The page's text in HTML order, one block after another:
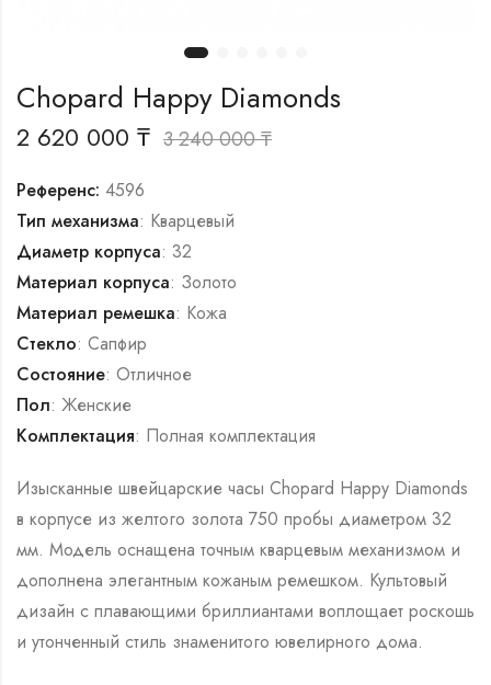
Chopard Happy Diamonds
2 620 000 ₸ 3 240 000₸
Референс: 4596
Тип механизма: Кварцевый
Диаметр корпуса: 32
Материал корпуса: Золото
Материал ремешка: Кожа
Стекло: Сапфир
Состояние: Отличное
Пол: Женские
Комплектация: Полная комплектация
Изысканные швейцарские часы Chopard Happy Diamonds
в корпусе из желтого золота 750 пробы диаметром 32
мм. Модель оснащена точным кварцевым механизмом и
дополнена элегантным кожаным ремешком. Культовый
дизайн с плавающими бриллиантами воплощает роскошь
и утонченный стиль знаменитого ювелирного дома.